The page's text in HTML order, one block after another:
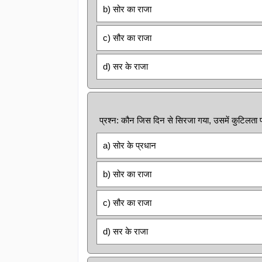
b) सोर का राजा
c) सौर का राजा
d) सर के राजा
प्रश्न: कौन जिस दिन से सिरजा गया, उसमें कुटिलता
a) सोर के प्रधान
b) सोर का राजा
c) सौर का राजा
d) सर के राजा